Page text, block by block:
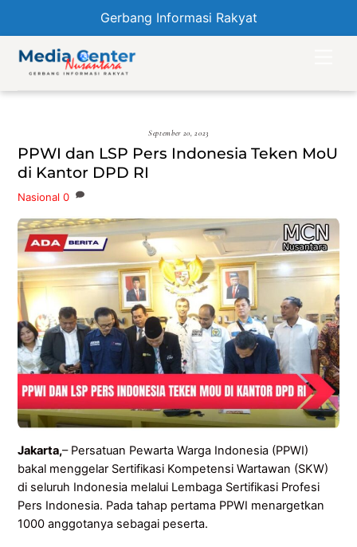
Gerbang Informasi Rakyat
content
September 20, 2023
PPWI dan LSP Pers Indonesia Teken MoU
di Kantor DPD RI
Nasional 0
Jakarta,– Persatuan Pewarta Warga Indonesia (PPWI)
bakal menggelar Sertifikasi Kompetensi Wartawan (SKW)
di seluruh Indonesia melalui Lembaga Sertifikasi Profesi
Pers Indonesia. Pada tahap pertama PPWI menargetkan
1000 anggotanya sebagai peserta.